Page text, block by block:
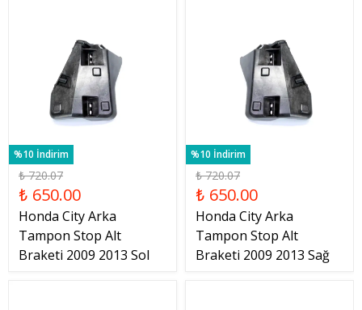
%10 İndirim
₺ 720.07
₺ 650.00
Honda City Arka
Tampon Stop Alt
Braketi 2009 2013 Sol
%10 İndirim
₺ 720.07
₺ 650.00
Honda City Arka
Tampon Stop Alt
Braketi 2009 2013 Sağ